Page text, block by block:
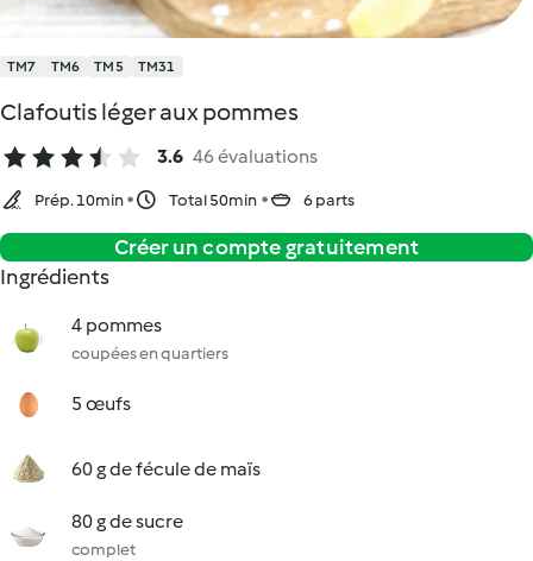
TM7 TM6 TM5 TM31
Clafoutis léger aux pommes
3.6 46 évaluations
Prép. 10min Total 50min 6 parts
Créer un compte gratuitement
Ingrédients
4 pommes
coupées en quartiers
5 œufs
60 g de fécule de maïs
80 g de sucre
complet